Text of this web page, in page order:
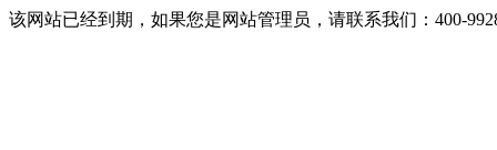
该网站已经到期，如果您是网站管理员，请联系我们：400-